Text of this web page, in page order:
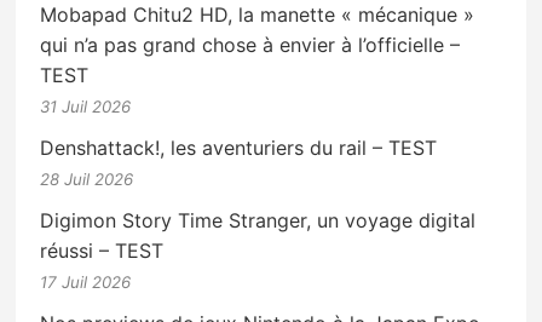
Mobapad Chitu2 HD, la manette « mécanique »
qui n’a pas grand chose à envier à l’officielle –
TEST
31 Juil 2026
Denshattack!, les aventuriers du rail – TEST
28 Juil 2026
Digimon Story Time Stranger, un voyage digital
réussi – TEST
17 Juil 2026